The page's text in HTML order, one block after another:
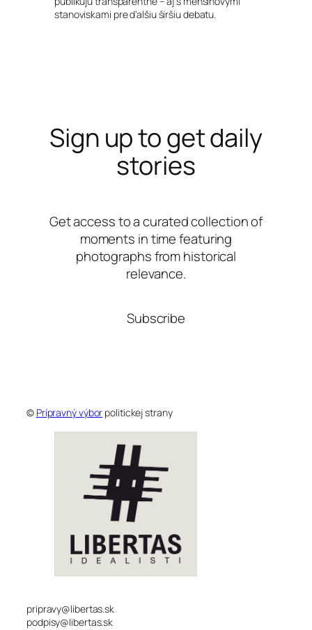
stanoviskami pre ďalšiu širšiu debatu.
Sign up to get daily
stories
Get access to a curated collection of
moments in time featuring
photographs from historical
relevance.
Subscribe
© Prípravný výbor politickej strany
pripravy@libertas.sk
podpisy@libertas.sk